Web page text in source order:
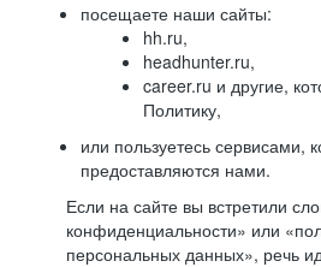
посещаете наши сайты:
hh.ru,
headhunter.ru,
career.ru и другие,
Политику,
или пользуетесь сервисами,
предоставляются нами.
Если на сайте вы встретили
конфиденциальности» или
персональных данных», речь